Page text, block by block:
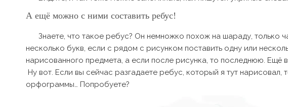
А ещё можно с ними составить ребус!
Знаете, что такое ребус? Он немножко похож на шараду, только
несколько букв, если с рядом с рисунком поставить одну или
нарисованного предмета, а если после рисунка, то последнюю. Ещё
Ну вот. Если вы сейчас разгадаете ребус, который я тут
орфограммы… Попробуете?